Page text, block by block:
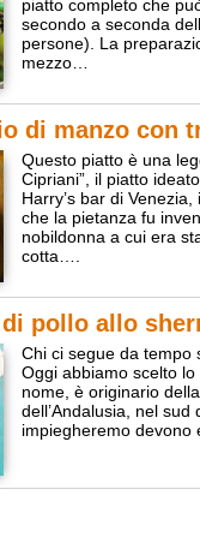
piatto completo che
secondo a seconda
persone). La
mezzo…
di manzo con
Questo piatto è una
Cipriani”, il piatto
Harry’s bar di
che la pietanza fu
nobildonna a cui era
cotta….
pollo allo
Chi ci segue da tempo
Oggi abbiamo scelto
nome, è originario
dell’Andalusia, nel
impiegheremo devono